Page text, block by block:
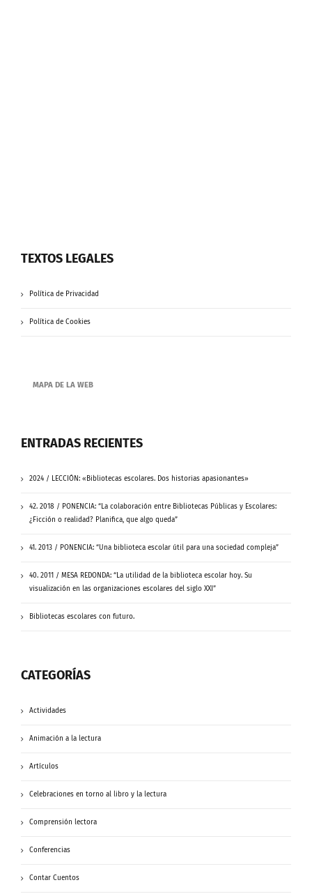
TEXTOS LEGALES
Política de Privacidad
Política de Cookies
MAPA DE LA WEB
ENTRADAS RECIENTES
2024 / LECCIÓN: «Bibliotecas escolares. Dos historias apasionantes»
42. 2018 / PONENCIA: “La colaboración entre Bibliotecas Públicas y Escolares:
¿Ficción o realidad? Planifica, que algo queda”
41. 2013 / PONENCIA: “Una biblioteca escolar útil para una sociedad compleja”
40. 2011 / MESA REDONDA: “La utilidad de la biblioteca escolar hoy. Su
visualización en las organizaciones escolares del siglo XXI”
Bibliotecas escolares con futuro.
CATEGORÍAS
Actividades
Animación a la lectura
Artículos
Celebraciones en torno al libro y la lectura
Comprensión lectora
Conferencias
Contar Cuentos